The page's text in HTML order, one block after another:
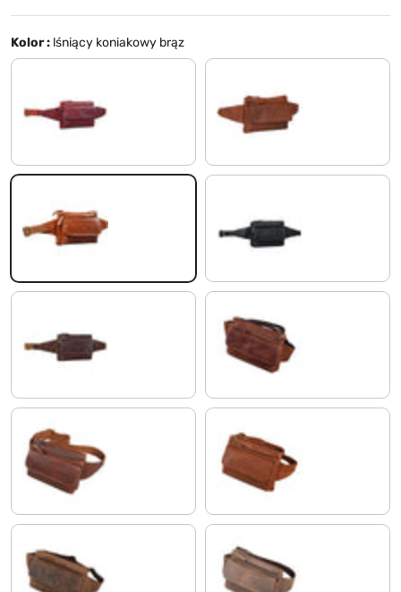
Kolor : lśniący koniakowy brąz
rosso siodło - brązowy
lśniący koniakowy brąz czarny
koniakowy - ciemnobrązowy florida - brązowy
porto - koniak maraska - brązowy
calais - brązowy veleta - brązowy